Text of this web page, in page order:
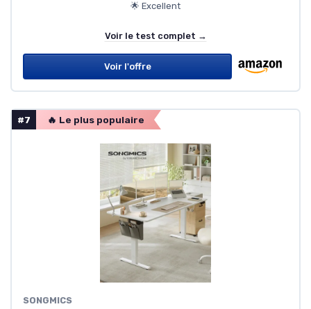
🌟 Excellent
Voir le test complet →
Voir l'offre
#7 🔥 Le plus populaire
SONGMICS